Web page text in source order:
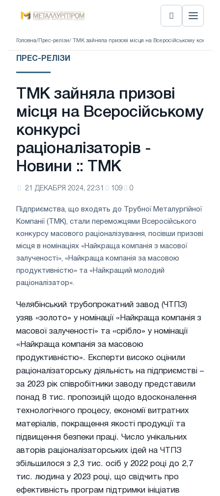
Головна/ Прес-релізи/ ТМК зайняла призові місця на Всеросійському конкурсі
ПРЕС-РЕЛІЗИ
ТМК зайняла призові
місця на Всеросійському
конкурсі
раціоналізаторів -
Новини :: TMK
21 ДЕКАБРЯ 2024, 22:31 109 0
Підприємства, що входять до Трубної Металургійної
Компанії (ТМК), стали переможцями Всеросійського
конкурсу масового раціоналізування, посівши призові
місця в номінаціях «Найкраща компанія з масової
залученості», «Найкраща компанія за масовою
продуктивністю» та «Найкращий молодий
раціоналізатор».
Челябінський трубопрокатний завод (ЧТПЗ)
узяв «золото» у номінації «Найкраща компанія з
масової залученості» та «срібло» у номінації
«Найкраща компанія за масовою
продуктивністю». Експерти високо оцінили
раціоналізаторську діяльність на підприємстві –
за 2023 рік співробітники заводу представили
понад 8 тис. пропозицій щодо вдосконалення
технологічного процесу, економії витратних
матеріалів, покращення якості продукції та
підвищення безпеки праці. Число унікальних
авторів раціоналізаторських ідей на ЧТПЗ
збільшилося з 2,3 тис. осіб у 2022 році до 2,7
тис. людина у 2023 році, що свідчить про
ефективність програм підтримки ініціатив